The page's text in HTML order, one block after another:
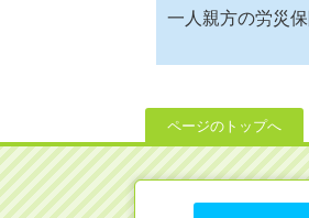
一人親方の労災
ページのトップへ